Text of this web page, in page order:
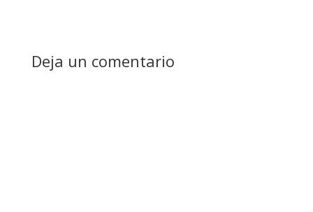
Deja un comentario